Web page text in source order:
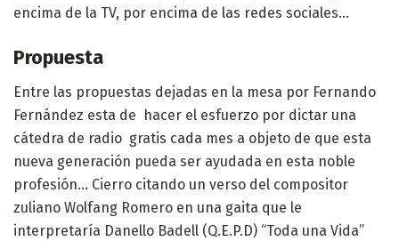
encima de la TV, por encima de las redes sociales…
Propuesta
Entre las propuestas dejadas en la mesa por Fernando
Fernández esta de hacer el esfuerzo por dictar una
cátedra de radio gratis cada mes a objeto de que esta
nueva generación pueda ser ayudada en esta noble
profesión… Cierro citando un verso del compositor
zuliano Wolfang Romero en una gaita que le
interpretaría Danello Badell (Q.E.P.D) “Toda una Vida”